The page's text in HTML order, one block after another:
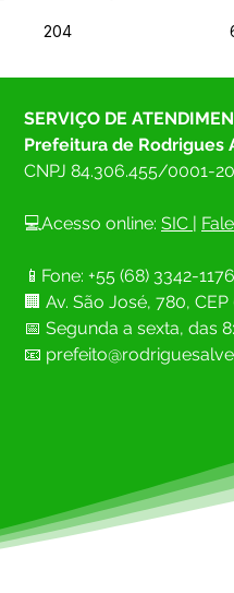
204
SERVIÇO DE
Prefeitura de Rodrigues
CNPJ 84.306.455/0001-20
💻Acesso online: SIC |
📱Fone: +55 (68) 3342-
🏢 Av. São José, 780,
📅 Segunda a sexta, das
📧